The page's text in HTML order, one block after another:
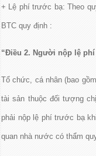
+ Lệ phí trước bạ: Theo
BTC quy định :
“Điều 2. Người nộp lệ
Tổ chức, cá nhân (bao
tài sản thuộc đối tượng
phải nộp lệ phí trước bạ
quan nhà nước có thẩm